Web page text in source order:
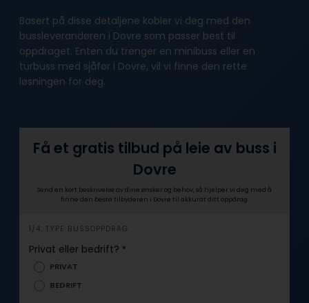
Basert på disse detaljene kobler vi deg med den
bussleverandøren i Dovre som passer best til
oppdraget. Enten du trenger en minibuss eller en
turbuss med sjåfør i Dovre, vil vi finne den rette
løsningen for deg.
Få et gratis tilbud på leie av buss i
Dovre
Send en kort beskrivelse av dine ønsker og behov, så hjelper vi deg med å
finne den beste tilbyderen i Dovre til akkurat ditt oppdrag.
h
e
1/4: TYPE BUSSOPPDRAG
Privat eller bedrift? *
PRIVAT
BEDRIFT